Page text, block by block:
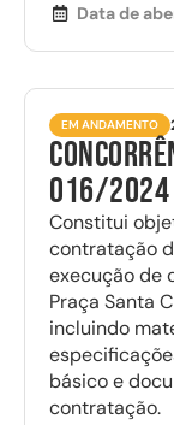
Data de
EM ANDAMENTO
016/2024
Constitui
contratação
execução de
Praça Santa
incluindo
básico e
contratação.